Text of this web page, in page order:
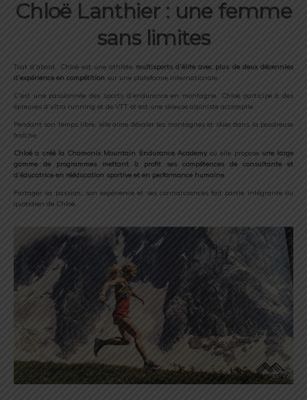
Chloë Lanthier : une femme
sans limites
Tout d’abord, Chloë est une athlète multisports d’élite avec plus de deux décennies
d’expérience en compétition sur une plateforme internationale.
C’est une passionnée des sports d’endurance en montagne, Chloë participe à des
épreuves d’ultra running et de VTT et est une skieuse alpiniste accomplie.
Pendant son temps libre, elle aime dévaler les montagnes et skier dans la poudreuse
fraîche.
Chloë a créé la Chamonix Mountain Endurance Academyoù elle propose une large
gamme de programmes mettant à profit ses compétences de consultante et
d’éducatrice en rééducation sportive et en performance humaine.
Partager sa passion, son expérience et ses connaissances fait partie intégrante du
quotidien de Chloë.